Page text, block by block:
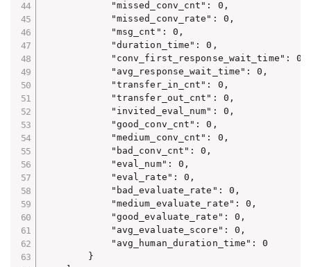
            "missed_conv_cnt": 0,
            "missed_conv_rate": 0,
            "msg_cnt": 0,
            "duration_time": 0,
            "conv_first_response_wait_time": 0,
            "avg_response_wait_time": 0,
            "transfer_in_cnt": 0,
            "transfer_out_cnt": 0,
            "invited_eval_num": 0,
            "good_conv_cnt": 0,
            "medium_conv_cnt": 0,
            "bad_conv_cnt": 0,
            "eval_num": 0,
            "eval_rate": 0,
            "bad_evaluate_rate": 0,
            "medium_evaluate_rate": 0,
            "good_evaluate_rate": 0,
            "avg_evaluate_score": 0,
            "avg_human_duration_time": 0
        }